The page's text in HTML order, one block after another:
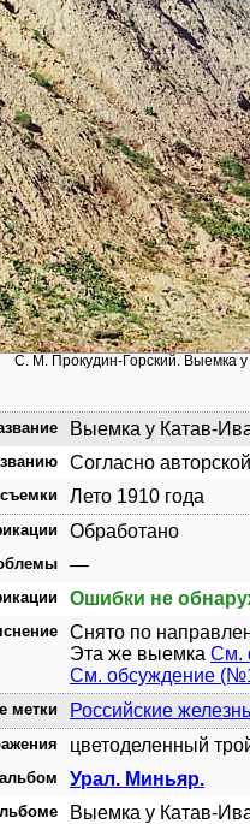
С. М. Прокудин-Горский. Выемка у
Выемка у Катав-
Согласно
Лето 1910 года
Обработано
—
Ошибки не
Снято по
Эта же выемка См.
См. обсуждение
метки Российские
цветоделенный
Урал. Миньяр.
Выемка у Катав-